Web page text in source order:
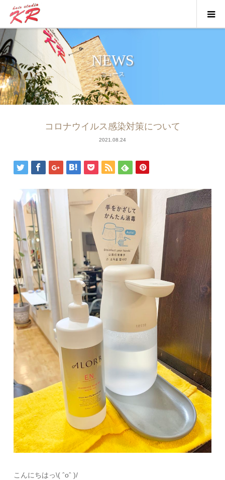
NEWS
ニュース
ニュース
コロナウイルス感染対策について
2021.08.24
こんにちはっ\( ˆoˆ )/